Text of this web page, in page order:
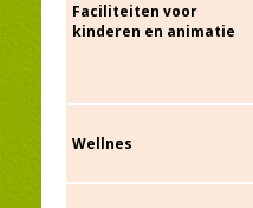
Faciliteiten voor
kinderen en animatie
Wellnes